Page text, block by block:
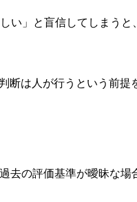
」と盲信してしまうと
は人が行うという前提
去の評価基準が曖昧な